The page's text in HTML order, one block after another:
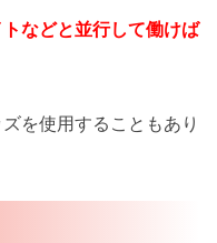
などと並行して働けば
を使用することもあり